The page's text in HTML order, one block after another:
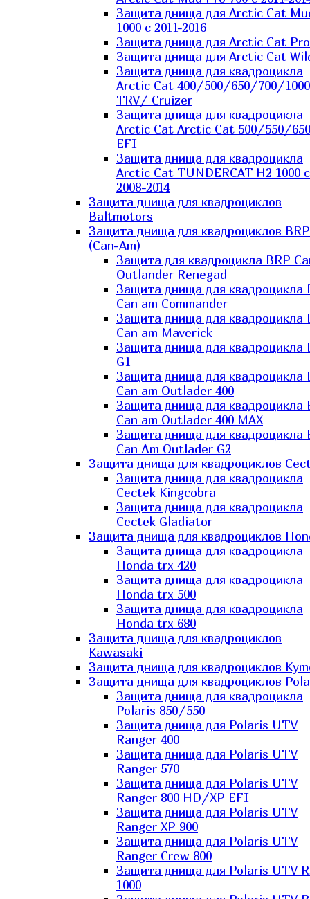
Защита днища для Arctic Cat
1000 c 2011-2016
Защита днища для Arctic Cat
Защита днища для Arctic Cat
Защита днища для квадроцикла
Arctic Cat 400/500/650/700/1000
TRV/ Cruizer
Защита днища для квадроцикла
Arctic Cat Arctic Cat 500/550/
EFI
Защита днища для квадроцикла
Arctic Cat TUNDERCAT H2 1000 c
2008-2014
Защита днища для квадроциклов
Baltmotors
Защита днища для квадроциклов BRP
(Can-Am)
Защита для квадроцикла BRP
Outlander Renegad
Защита днища для квадроцикла
Can am Commander
Защита днища для квадроцикла
Can am Maverick
Защита днища для квадроцикла
G1
Защита днища для квадроцикла
Can am Outlader 400
Защита днища для квадроцикла
Can am Outlader 400 MAX
Защита днища для квадроцикла
Can Аm Outlader G2
Защита днища для квадроциклов
Защита днища для квадроцикла
Cectek Kingcobra
Защита днища для квадроцикла
Cectek Gladiator
Защита днища для квадроциклов
Защита днища для квадроцикла
Honda trx 420
Защита днища для квадроцикла
Honda trx 500
Защита днища для квадроцикла
Honda trx 680
Защита днища для квадроциклов
Kawasaki
Защита днища для квадроциклов
Защита днища для квадроциклов
Защита днища для квадроцикла
Polaris 850/550
Защита днища для Polaris UTV
Ranger 400
Защита днища для Polaris UTV
Ranger 570
Защита днища для Polaris UTV
Ranger 800 HD/XP EFI
Защита днища для Polaris UTV
Ranger XP 900
Защита днища для Polaris UTV
Ranger Сrew 800
Защита днища для Polaris UTV
1000